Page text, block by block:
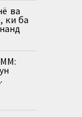
ва
ки ба